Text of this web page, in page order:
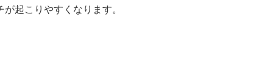
起こりやすくなります。